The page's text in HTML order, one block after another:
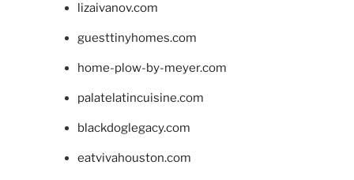
lizaivanov.com
guesttinyhomes.com
home-plow-by-meyer.com
palatelatincuisine.com
blackdoglegacy.com
eatvivahouston.com